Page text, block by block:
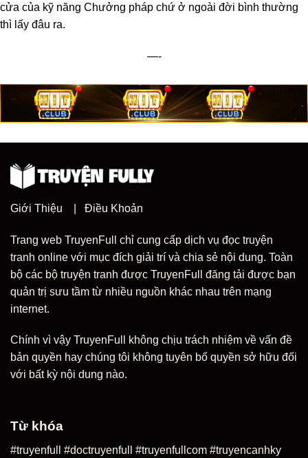
cửa của kỹ năng Chưởng pháp chứ ở ngoài đời bình thường
thì lấy đâu ra.
—-
Giới Thiệu Điều Khoản
Trang web TruyenFull chỉ cung cấp dịch vụ đọc truyện
tranh online với mục đích giải trí và chia sẻ nội dung. Toàn
bộ các bộ truyện tranh được TruyenFull đăng tải được bạn
quản trị sưu tầm từ nhiều nguồn khác nhau trên mạng
internet.
Chính vì vậy TruyenFull không chịu trách nhiệm về vấn đề
bản quyền hay chúng tôi không tuyên bố quyền sở hữu đối
với bất kỳ nội dung nào.
Từ khóa
#truyenfull #doctruyenfull #truyenfullcom #truyencanhky